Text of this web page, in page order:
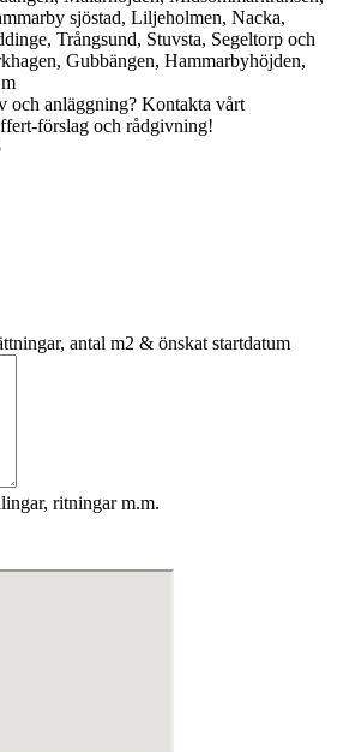
sjöstad, Liljeholmen, Nacka,
Trångsund, Stuvsta, Segeltorp och
Gubbängen, Hammarbyhöjden,
och anläggning? Kontakta vårt
förslag och rådgivning!
antal m2 & önskat startdatum
ritningar m.m.